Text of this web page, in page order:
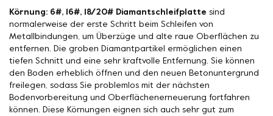
Körnung: 6#, 16#, 18/20# Diamantschleifplatte sind
normalerweise der erste Schritt beim Schleifen von
Metallbindungen, um Überzüge und alte raue Oberflächen zu
entfernen. Die groben Diamantpartikel ermöglichen einen
tiefen Schnitt und eine sehr kraftvolle Entfernung. Sie können
den Boden erheblich öffnen und den neuen Betonuntergrund
freilegen, sodass Sie problemlos mit der nächsten
Bodenvorbereitung und Oberflächenerneuerung fortfahren
können. Diese Körnungen eignen sich auch sehr gut zum